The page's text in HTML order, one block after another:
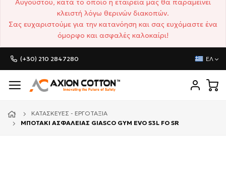
Αυγούστου, κατά το οποίο η εταιρεία μας θα παραμείνει
κλειστή λόγω θερινών διακοπών.
Σας ευχαριστούμε για την κατανόηση και σας ευχόμαστε ένα
όμορφο και ασφαλές καλοκαίρι!
(+30) 210 2847280 ΕΛ
ΚΑΤΑΣΚΕΥΈΣ - ΕΡΓΟΤΆΞΙΑ
ΜΠΟΤΑΚΙ ΑΣΦΑΛΕΙΑΣ GIASCO GYM EVO S3L FO SR